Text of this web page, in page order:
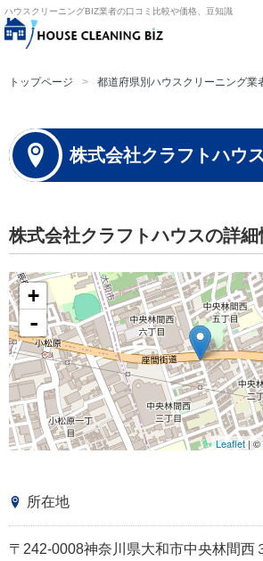
ハウスクリーニングBIZ業者の口コミ比較や価格、豆知識
トップページ 都道府県別ハウスクリーニング業
株式会社クラフトハウス
株式会社クラフトハウスの詳細
+
-
Leaflet| ©
所在地
〒242-0008神奈川県大和市中央林間西